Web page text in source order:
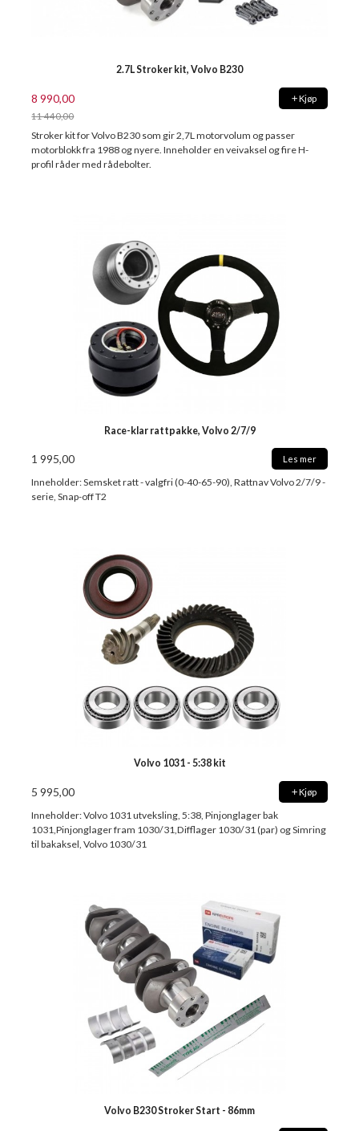
2.7L Stroker kit, Volvo B230
8 990,00
11 440,00
Rabatt
Kjøp
Stroker kit for Volvo B230 som gir 2,7L motorvolum og passer
motorblokk fra 1988 og nyere. Inneholder en veivaksel og fire H-
profil råder med rådebolter.
Race-klar rattpakke, Volvo 2/7/9
1 995,00 Les mer
Inneholder: Semsket ratt - valgfri (0-40-65-90), Rattnav Volvo 2/7/9 -
serie, Snap-off T2
Volvo 1031 - 5:38 kit
5 995,00 Kjøp
Inneholder: Volvo 1031 utveksling, 5:38, Pinjonglager bak
1031,Pinjonglager fram 1030/31,Difflager 1030/31 (par) og Simring
til bakaksel, Volvo 1030/31
Volvo B230 Stroker Start - 86mm